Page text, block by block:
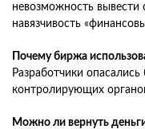
невозможность вывести
навязчивость
Почему биржа
Разработчики
контролирующих
Можно ли вернуть